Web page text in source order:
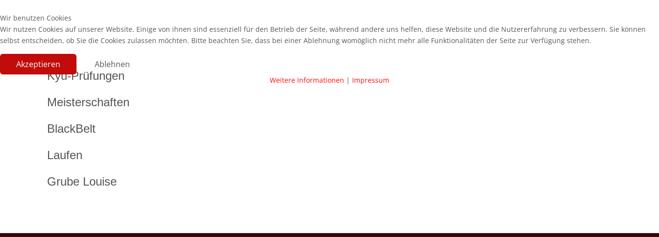
Kyu-Prüfungen
Meisterschaften
BlackBelt
Laufen
Grube Louise
Wir benutzen Cookies
Wir nutzen Cookies auf unserer Website. Einige von ihnen sind essenziell für den Betrieb der Seite, während andere uns helfen, diese Website und die Nutzererfahrung zu verbessern. Sie können
selbst entscheiden, ob Sie die Cookies zulassen möchten. Bitte beachten Sie, dass bei einer Ablehnung womöglich nicht mehr alle Funktionalitäten der Seite zur Verfügung stehen.
Akzeptieren Ablehnen
Weitere Informationen | Impressum